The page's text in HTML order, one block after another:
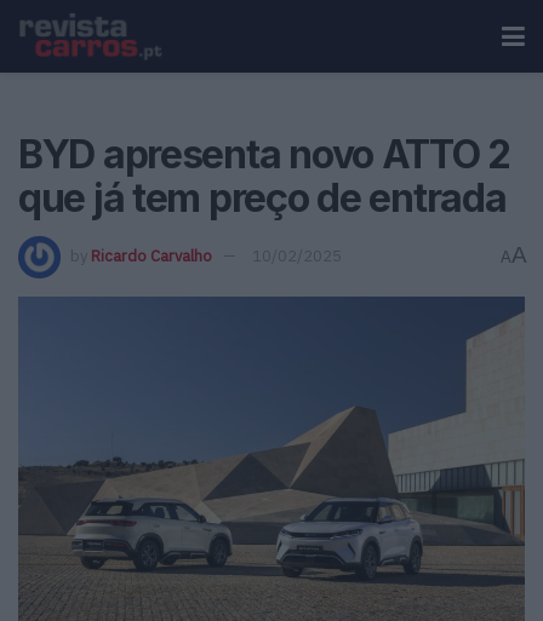
BYD apresenta novo ATTO 2
que já tem preço de entrada
by Ricardo Carvalho 10/02/2025 AA